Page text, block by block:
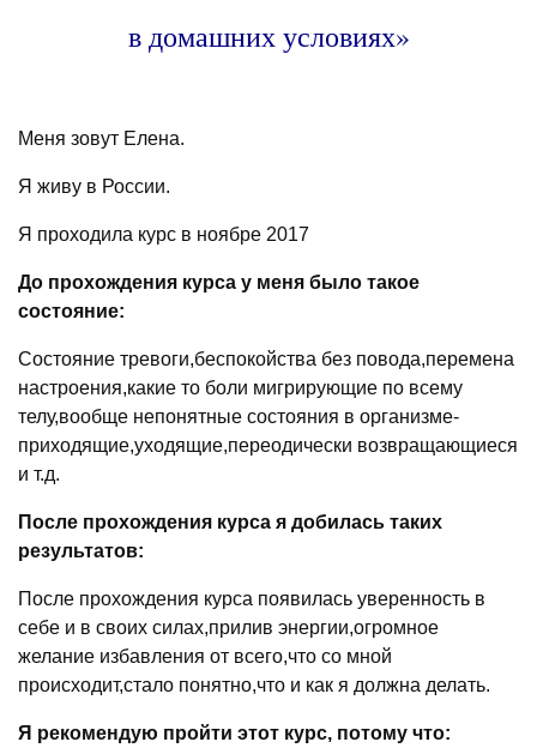
в домашних условиях»
Меня зовут Елена.
Я живу в России.
Я проходила курс в ноябре 2017
До прохождения курса у меня было такое
состояние:
Состояние тревоги,беспокойства без повода,перемена
настроения,какие то боли мигрирующие по всему
телу,вообще непонятные состояния в организме-
приходящие,уходящие,переодически возвращающиеся
и т.д.
После прохождения курса я добилась таких
результатов:
После прохождения курса появилась уверенность в
себе и в своих силах,прилив энергии,огромное
желание избавления от всего,что со мной
происходит,стало понятно,что и как я должна делать.
Я рекомендую пройти этот курс, потому что: